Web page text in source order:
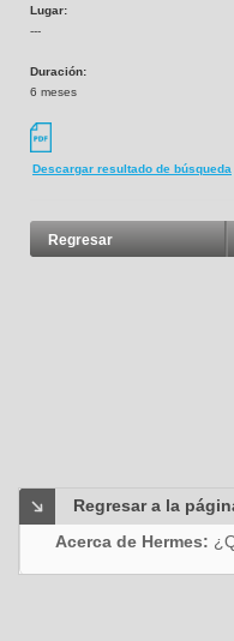
Lugar:
---
Duración:
6 meses
Descargar resultado de búsqueda
Regresar
Regresar a la
Acerca de Hermes: